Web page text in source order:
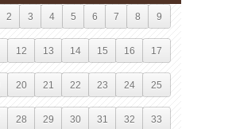
2 3 4 5 6 7 8 9
12 13 14 15 16 17
20 21 22 23 24 25
28 29 30 31 32 33